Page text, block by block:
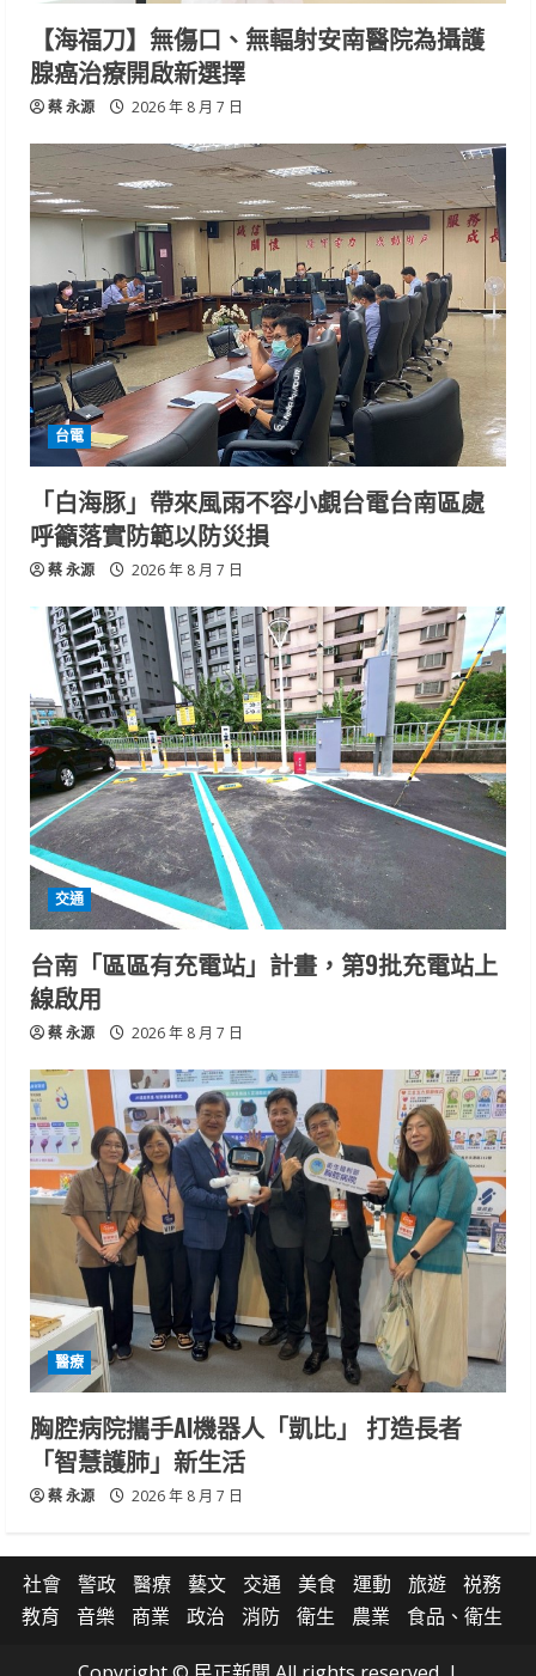
【海福刀】無傷口、無輻射安南醫院為攝護
腺癌治療開啟新選擇
蔡 永源 2026 年 8 月 7 日
台電
「白海豚」帶來風雨不容小覷台電台南區處
呼籲落實防範以防災損
蔡 永源 2026 年 8 月 7 日
交通
台南「區區有充電站」計畫，第9批充電站上
線啟用
蔡 永源 2026 年 8 月 7 日
醫療
胸腔病院攜手AI機器人「凱比」 打造長者
「智慧護肺」新生活
蔡 永源 2026 年 8 月 7 日
社會 警政 醫療 藝文 交通 美食 運動 旅遊
祱務
教育
音樂 商業 政治 消防 衛生 農業 食品、衛生